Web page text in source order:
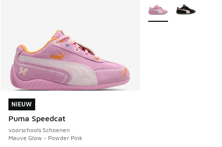
NIEUW
Puma Speedcat
voorschools Schoenen
Mauve Glow - Powder Pink
NIEUW
Meer kleuren